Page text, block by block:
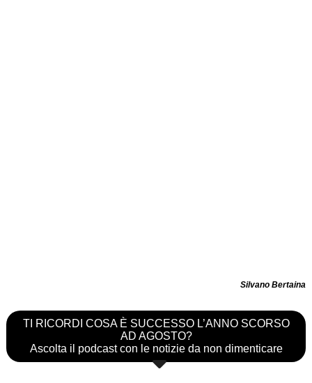
Silvano Bertaina
TI RICORDI COSA È SUCCESSO L’ANNO SCORSO
AD AGOSTO?
Ascolta il podcast con le notizie da non dimenticare